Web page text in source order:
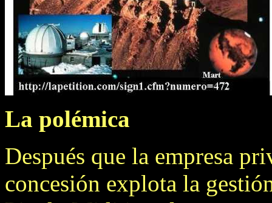
La polémica
Después que la empresa
concesión explota la